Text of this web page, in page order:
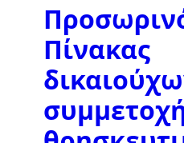
Πίνακας